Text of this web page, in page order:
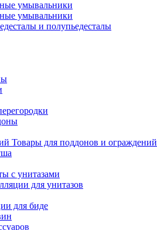
умывальники
умывальники
и полупьедесталы
Товары для поддонов и ограждений
с унитазами
для унитазов
для биде